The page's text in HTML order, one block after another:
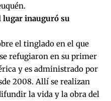
lugar inauguró su
el tinglado en el que
refugiaron en su primer
y es administrado por
2008. Allí se realizan
la vida y la obra del